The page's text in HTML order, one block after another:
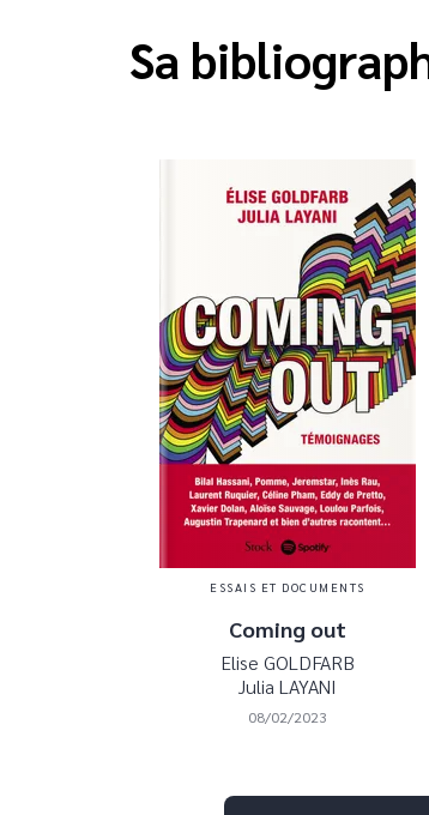
Sa
ESSAIS ET DOCUMENTS
Coming out
Elise GOLDFARB
Julia LAYANI
08/02/2023